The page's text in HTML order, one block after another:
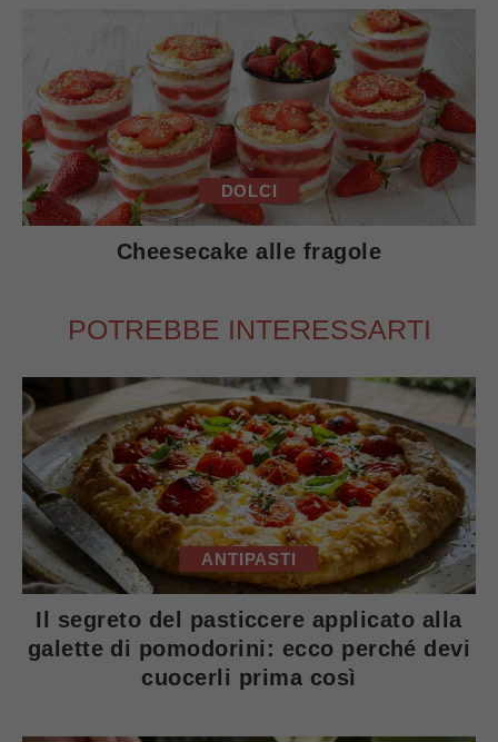
DOLCI
Cheesecake alle fragole
POTREBBE INTERESSARTI
ANTIPASTI
Il segreto del pasticcere applicato alla
galette di pomodorini: ecco perché devi
cuocerli prima così